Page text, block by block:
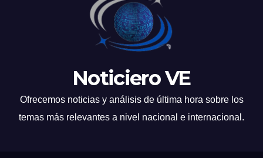
Noticiero VE
Ofrecemos noticias y análisis de última hora sobre los
temas más relevantes a nivel nacional e internacional.